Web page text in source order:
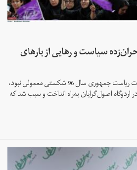
سیاست و رهایی از بارهای
شکست اصول‌گرایان درانتخابات ریاست جمهوری سال 96 شکستی معمولی نبود،
اصول‌گرایان به‌راه انداخت و سبب شد که